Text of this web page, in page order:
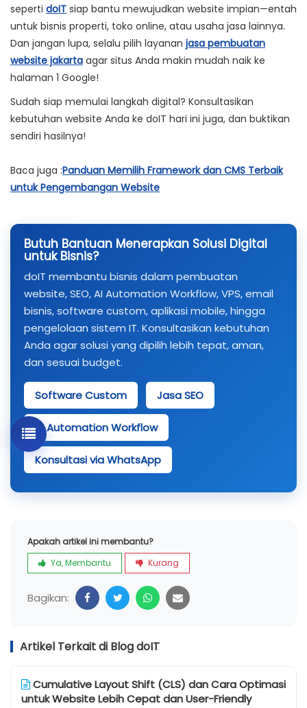
seperti doIT siap bantu mewujudkan website impian—entah
untuk bisnis properti, toko online, atau usaha jasa lainnya.
Dan jangan lupa, selalu pilih layanan jasa pembuatan
website jakarta agar situs Anda makin mudah naik ke
halaman 1 Google!
Sudah siap memulai langkah digital? Konsultasikan
kebutuhan website Anda ke doIT hari ini juga, dan buktikan
sendiri hasilnya!
Baca juga :Panduan Memilih Framework dan CMS Terbaik
untuk Pengembangan Website
Butuh Bantuan Menerapkan Solusi Digital
untuk Bisnis?
doIT membantu bisnis dalam pembuatan
website, SEO, AI Automation Workflow, VPS, email
bisnis, software custom, aplikasi mobile, hingga
pengelolaan sistem IT. Konsultasikan kebutuhan
Anda agar solusi yang dipilih lebih tepat, aman,
dan sesuai budget.
Software Custom Jasa SEO
AI Automation Workflow
Konsultasi via WhatsApp
Apakah artikel ini membantu?
Ya, Membantu
Kurang
Bagikan:
Artikel Terkait di Blog doIT
Cumulative Layout Shift (CLS) dan Cara Optimasi
untuk Website Lebih Cepat dan User-Friendly